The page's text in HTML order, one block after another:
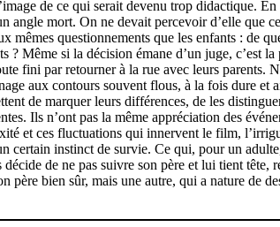
de ce qui serait devenu trop didactique.
mort. On ne devait percevoir d’elle que
mêmes questionnements que les enfants : de
? Même si la décision émane d’un juge, c’est
fini par retourner à la rue avec leurs parents.
aux contours souvent flous, à la fois dure et
de marquer leurs différences, de les
Ils n’ont pas la même appréciation des
et ces fluctuations qui innervent le film,
certain instinct de survie. Ce qui, pour un
de ne pas suivre son père et lui tient tête,
bien sûr, mais une autre, qui a nature de